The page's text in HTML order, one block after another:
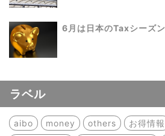
6月は日本のTaxシーズン
ラベル
aibo money others お得情報